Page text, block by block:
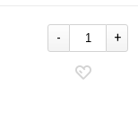
- +